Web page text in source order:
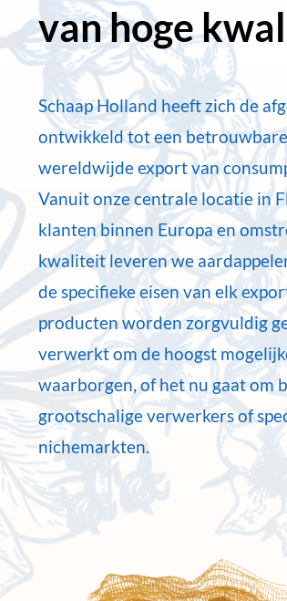
van hoge
Schaap Holland heeft zich de
ontwikkeld tot een
wereldwijde export van
Vanuit onze centrale locatie in
klanten binnen Europa en
kwaliteit leveren we
de specifieke eisen van elk
producten worden zorgvuldig
verwerkt om de hoogst
waarborgen, of het nu gaat om
grootschalige verwerkers of
nichemarkten.